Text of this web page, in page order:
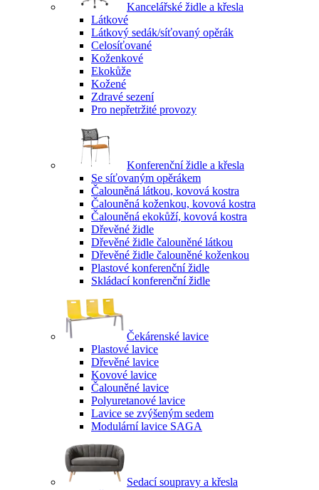
Kancelářské židle a křesla
Látkové
Látkový sedák/síťovaný opěrák
Celosíťované
Koženkové
Ekokůže
Kožené
Zdravé sezení
Pro nepřetržité provozy
Konferenční židle a křesla
Se síťovaným opěrákem
Čalouněná látkou, kovová kostra
Čalouněná koženkou, kovová kostra
Čalouněná ekokůží, kovová kostra
Dřevěné židle
Dřevěné židle čalouněné látkou
Dřevěné židle čalouněné koženkou
Plastové konferenční židle
Skládací konferenční židle
Čekárenské lavice
Plastové lavice
Dřevěné lavice
Kovové lavice
Čalouněné lavice
Polyuretanové lavice
Lavice se zvýšeným sedem
Modulární lavice SAGA
Sedací soupravy a křesla